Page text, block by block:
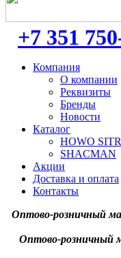
+7 351
Компания
О компании
Реквизиты
Бренды
Новости
Каталог
HOWO
SHACMAN
Акции
Доставка и оплата
Контакты
Оптово-розничный
Оптово-розничный